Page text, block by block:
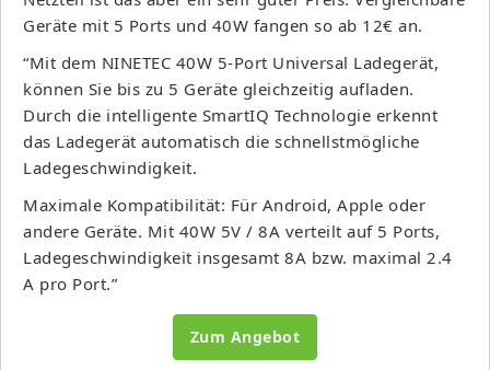
Geräte mit 5 Ports und 40W fangen so ab 12€ an.
“Mit dem NINETEC 40W 5-Port Universal Ladegerät,
können Sie bis zu 5 Geräte gleichzeitig aufladen.
Durch die intelligente SmartIQ Technologie erkennt
das Ladegerät automatisch die schnellstmögliche
Ladegeschwindigkeit.
Maximale Kompatibilität: Für Android, Apple oder
andere Geräte. Mit 40W 5V / 8A verteilt auf 5 Ports,
Ladegeschwindigkeit insgesamt 8A bzw. maximal 2.4
A pro Port.”
Zum Angebot